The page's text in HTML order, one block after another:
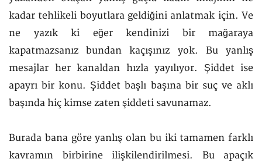
kadar tehlikeli boyutlara geldiğini anlatmak için. Ve
ne yazık ki eğer kendinizi bir mağaraya
kapatmazsanız bundan kaçışınız yok. Bu yanlış
mesajlar her kanaldan hızla yayılıyor. Şiddet ise
apayrı bir konu. Şiddet başlı başına bir suç ve aklı
başında hiç kimse zaten şiddeti savunamaz.
Burada bana göre yanlış olan bu iki tamamen farklı
kavramın birbirine ilişkilendirilmesi. Bu apaçık